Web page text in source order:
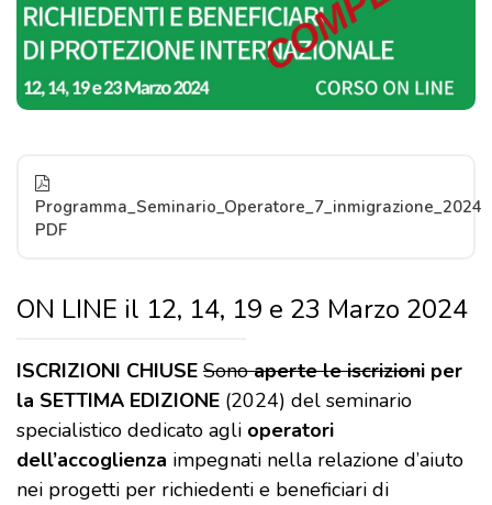
Programma_Seminario_Operatore_7_inmigrazione_2024
PDF
ON LINE il 12, 14, 19 e 23 Marzo 2024
ISCRIZIONI CHIUSE Sonoaperte le iscrizioni per
la SETTIMA EDIZIONE (2024) del seminario
specialistico dedicato agli operatori
dell’accoglienza impegnati nella relazione d’aiuto
nei progetti per richiedenti e beneficiari di